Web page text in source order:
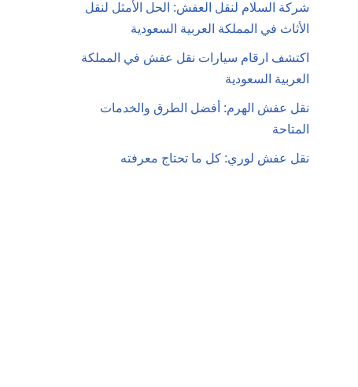
شركة السلام لنقل العفش: الحل الأمثل لنقل
الأثاث في المملكة العربية السعودية
اكتشف ارقام سيارات نقل عفش في المملكة
العربية السعودية
نقل عفش الهرم: أفضل الطرق والخدمات
المتاحة
نقل عفش لوري: كل ما تحتاج معرفته